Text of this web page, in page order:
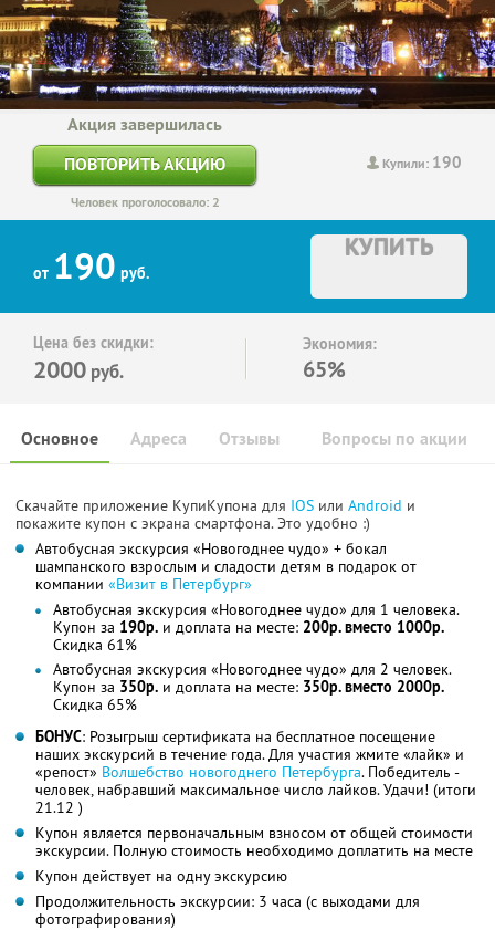
Купили: 190
Акция завершилась
ПОВТОРИТЬ АКЦИЮ
Человек проголосовало: 2
от 190 руб.
КУПИТЬ
Цена без скидки:
2000 руб.
Экономия:
65%
Основное Отзывы Вопросы по акции
Адреса
Скачайте приложение КупиКупона для IOS или Android и
покажите купон с экрана смартфона. Это удобно :)
Автобусная экскурсия «Новогоднее чудо» + бокал
шампанского взрослым и сладости детям в подарок от
компании «Визит в Петербург»
Автобусная экскурсия «Новогоднее чудо» для 1 человека.
Купон за 190р. и доплата на месте: 200р. вместо 1000р.
Скидка 61%
Автобусная экскурсия «Новогоднее чудо» для 2 человек.
Купон за 350р. и доплата на месте: 350р. вместо 2000р.
Скидка 65%
БОНУС: Розыгрыш сертификата на бесплатное посещение
наших экскурсий в течение года. Для участия жмите «лайк» и
«репост» Волшебство новогоднего Петербурга. Победитель -
человек, набравший максимальное число лайков. Удачи! (итоги
21.12 )
Купон является первоначальным взносом от общей стоимости
экскурсии. Полную стоимость необходимо доплатить на месте
Купон действует на одну экскурсию
Продолжительность экскурсии: 3 часа (с выходами для
фотографирования)